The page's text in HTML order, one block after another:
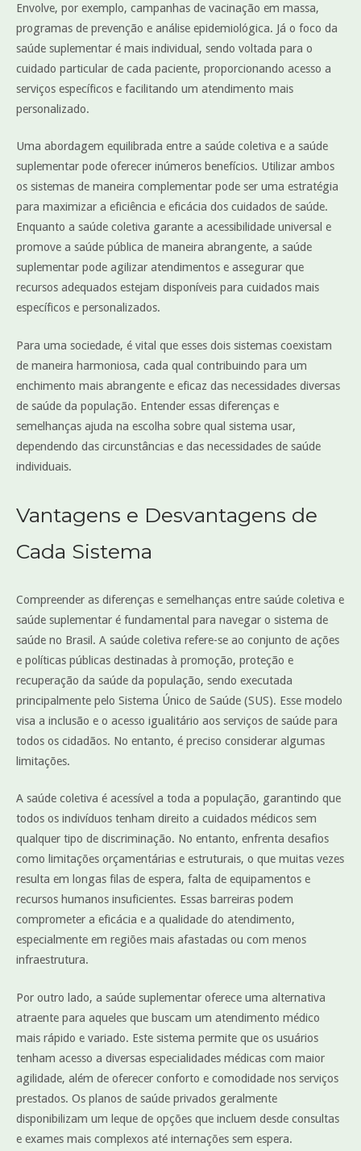
Envolve, por exemplo, campanhas de vacinação em massa,
programas de prevenção e análise epidemiológica. Já o foco da
saúde suplementar é mais individual, sendo voltada para o
cuidado particular de cada paciente, proporcionando acesso a
serviços específicos e facilitando um atendimento mais
personalizado.
Uma abordagem equilibrada entre a saúde coletiva e a saúde
suplementar pode oferecer inúmeros benefícios. Utilizar ambos
os sistemas de maneira complementar pode ser uma estratégia
para maximizar a eficiência e eficácia dos cuidados de saúde.
Enquanto a saúde coletiva garante a acessibilidade universal e
promove a saúde pública de maneira abrangente, a saúde
suplementar pode agilizar atendimentos e assegurar que
recursos adequados estejam disponíveis para cuidados mais
específicos e personalizados.
Para uma sociedade, é vital que esses dois sistemas coexistam
de maneira harmoniosa, cada qual contribuindo para um
enchimento mais abrangente e eficaz das necessidades diversas
de saúde da população. Entender essas diferenças e
semelhanças ajuda na escolha sobre qual sistema usar,
dependendo das circunstâncias e das necessidades de saúde
individuais.
Vantagens e Desvantagens de
Cada Sistema
Compreender as diferenças e semelhanças entre saúde coletiva e
saúde suplementar é fundamental para navegar o sistema de
saúde no Brasil. A saúde coletiva refere-se ao conjunto de ações
e políticas públicas destinadas à promoção, proteção e
recuperação da saúde da população, sendo executada
principalmente pelo Sistema Único de Saúde (SUS). Esse modelo
visa a inclusão e o acesso igualitário aos serviços de saúde para
todos os cidadãos. No entanto, é preciso considerar algumas
limitações.
A saúde coletiva é acessível a toda a população, garantindo que
todos os indivíduos tenham direito a cuidados médicos sem
qualquer tipo de discriminação. No entanto, enfrenta desafios
como limitações orçamentárias e estruturais, o que muitas vezes
resulta em longas filas de espera, falta de equipamentos e
recursos humanos insuficientes. Essas barreiras podem
comprometer a eficácia e a qualidade do atendimento,
especialmente em regiões mais afastadas ou com menos
infraestrutura.
Por outro lado, a saúde suplementar oferece uma alternativa
atraente para aqueles que buscam um atendimento médico
mais rápido e variado. Este sistema permite que os usuários
tenham acesso a diversas especialidades médicas com maior
agilidade, além de oferecer conforto e comodidade nos serviços
prestados. Os planos de saúde privados geralmente
disponibilizam um leque de opções que incluem desde consultas
e exames mais complexos até internações sem espera.